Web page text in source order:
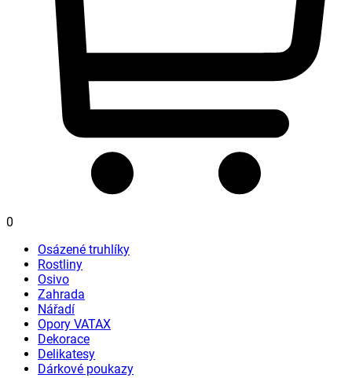
0
Osázené truhlíky
Rostliny
Osivo
Zahrada
Nářadí
Opory VATAX
Dekorace
Delikatesy
Dárkové poukazy